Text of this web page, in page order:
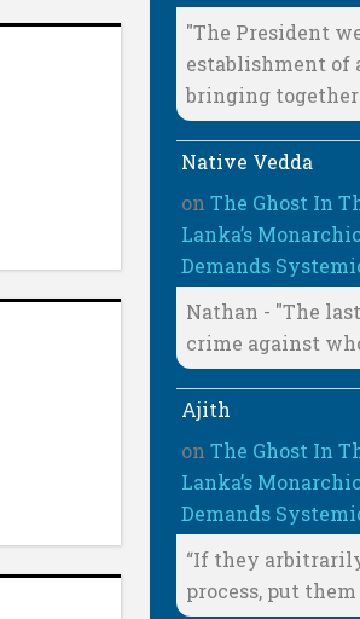
"The President
establishment of
bringing
Native Vedda
onThe Ghost In
Lanka’s
Demands
Nathan - "The
crime against
Ajith
onThe Ghost In
Lanka’s
Demands
“If they
process, put